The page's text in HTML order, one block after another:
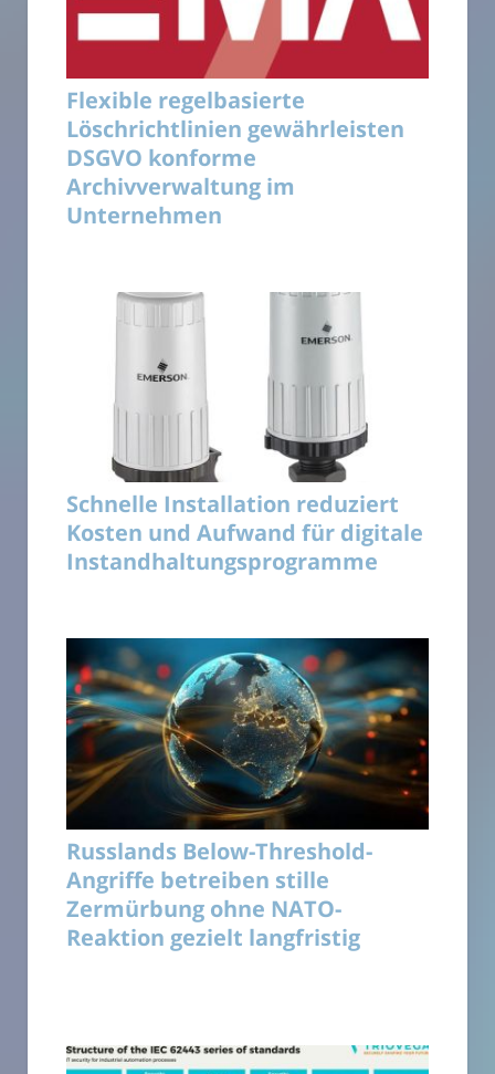
Flexible regelbasierte
Löschrichtlinien gewährleisten
DSGVO konforme
Archivverwaltung im
Unternehmen
Schnelle Installation reduziert
Kosten und Aufwand für digitale
Instandhaltungsprogramme
Russlands Below-Threshold-
Angriffe betreiben stille
Zermürbung ohne NATO-
Reaktion gezielt langfristig